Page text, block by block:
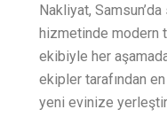
Nakliyat,
hizmetinde modern
ekibiyle her
ekipler tarafından
yeni evinize